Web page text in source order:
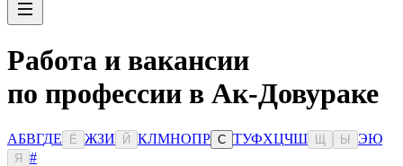
Работа и вакансии
по профессии в Ак-Довураке
АБВГДЕ Ё ЖЗИ Й КЛМНОПР С ТУФХЦЧШ Ы ЭЮ
Я
#